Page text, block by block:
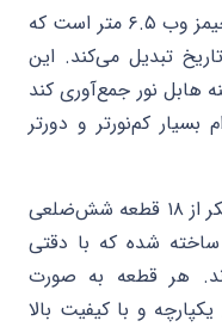
قطر آینه اصلی جیمز وب ۶.۵ متر است که
تبدیل می‌کند. این
بیشتر از آینه هابل نور جمع‌آوری کند
کم‌نورتر و دورتر
این آینه غول‌پیکر از ۱۸ قطعه شش‌ضلعی
شده که با دقتی
هر قطعه به صورت
و با کیفیت بالا